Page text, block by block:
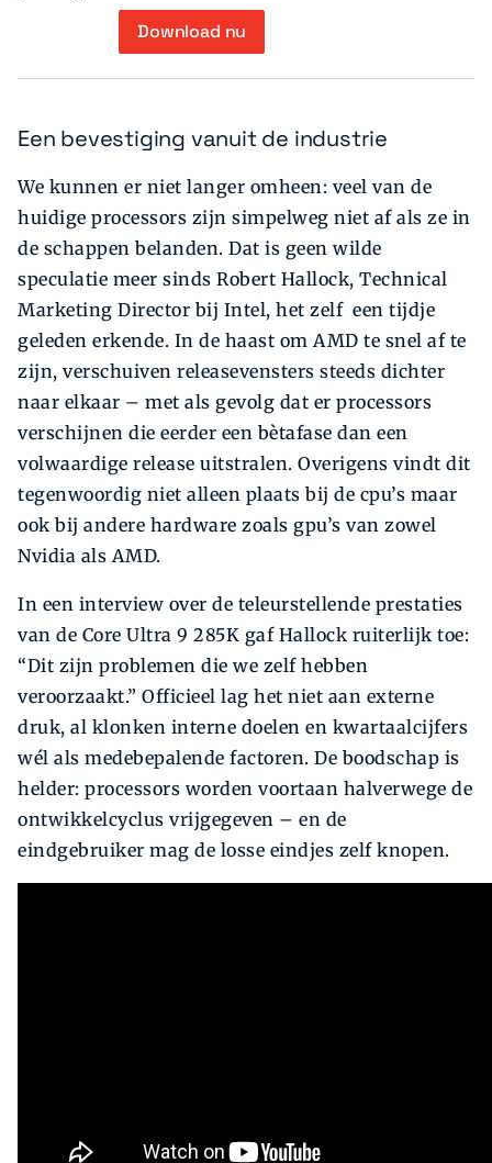
Download nu
Een bevestiging vanuit de industrie
We kunnen er niet langer omheen: veel van de
huidige processors zijn simpelweg niet af als ze in
de schappen belanden. Dat is geen wilde
speculatie meer sinds Robert Hallock, Technical
Marketing Director bij Intel, het zelf een tijdje
geleden erkende. In de haast om AMD te snel af te
zijn, verschuiven releasevensters steeds dichter
naar elkaar – met als gevolg dat er processors
verschijnen die eerder een bètafase dan een
volwaardige release uitstralen. Overigens vindt dit
tegenwoordig niet alleen plaats bij de cpu’s maar
ook bij andere hardware zoals gpu’s van zowel
Nvidia als AMD.
In een interview over de teleurstellende prestaties
van de Core Ultra 9 285K gaf Hallock ruiterlijk toe:
“Dit zijn problemen die we zelf hebben
veroorzaakt.” Officieel lag het niet aan externe
druk, al klonken interne doelen en kwartaalcijfers
wél als medebepalende factoren. De boodschap is
helder: processors worden voortaan halverwege de
ontwikkelcyclus vrijgegeven – en de
eindgebruiker mag de losse eindjes zelf knopen.